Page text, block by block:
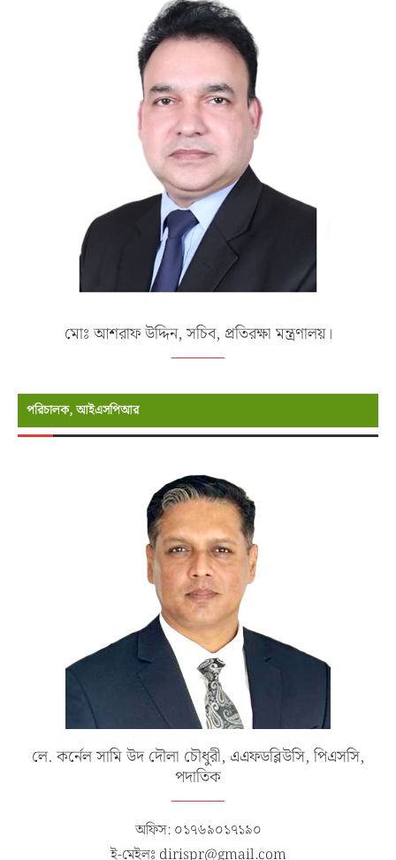
মোঃ আশরাফ উদ্দিন, সচিব, প্রতিরক্ষা মন্ত্রণালয়।
পরিচালক, আইএসপিআর
লে. কর্নেল সামি উদ দৌলা চৌধুরী, এএফডব্লিউসি, পিএসসি,
পদাতিক
অফিস: ০১৭৬৯০১৭১৯০
ই-মেইলঃ dirispr@gmail.com